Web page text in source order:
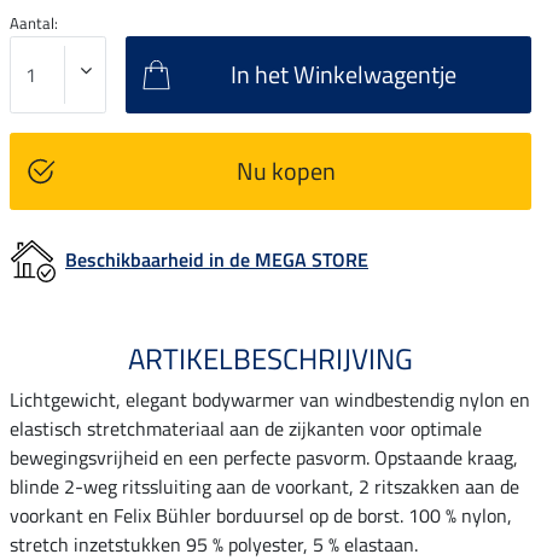
Aantal:
In het Winkelwagentje
Nu kopen
Beschikbaarheid in de MEGA STORE
ARTIKELBESCHRIJVING
Lichtgewicht, elegant bodywarmer van windbestendig nylon en
elastisch stretchmateriaal aan de zijkanten voor optimale
bewegingsvrijheid en een perfecte pasvorm. Opstaande kraag,
blinde 2-weg ritssluiting aan de voorkant, 2 ritszakken aan de
voorkant en Felix Bühler borduursel op de borst. 100 % nylon,
stretch inzetstukken 95 % polyester, 5 % elastaan.